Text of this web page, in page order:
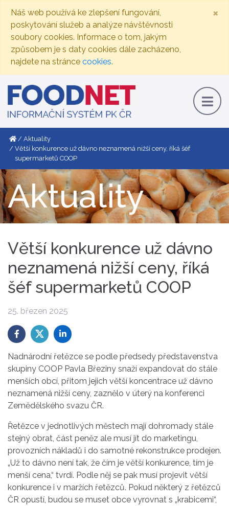
Náš web používá ke zlepšení fungování,
poskytování služeb a analýze návštěvnosti
soubory cookies. Informace o tom, jakým
způsobem je s daty cookies dále zacházeno,
najdete na stránce cookies.
×
Aktuality
Větší konkurence už dávno neznamená nižší ceny, říká šéf
supermarketů COOP
Aktuality
Větší konkurence už dávno
neznamená nižší ceny, říká
šéf supermarketů COOP
25. březen 2025
Nadnárodní řetězce se podle předsedy představenstva
skupiny COOP Pavla Březiny snaží expandovat do stále
menších obcí, přitom jejich větší koncentrace už dávno
neznamená nižší ceny, zaznělo v úterý na konferenci
Zemědělského svazu ČR.
Řetězce v jednotlivých městech mají dohromady stále
stejný obrat, část peněz ale musí jít do marketingu,
provozních nákladů i do samotné rekonstrukce prodejen.
„Už to dávno není tak, že čím je větší konkurence, tím je
menší cena,“ tvrdí. Podle něj se pak musí projevit větší
konkurence i v maržích řetězců. Pokud některý z řetězců
ČR opustí, budou se muset obce vyrovnat s „krabicemi“,